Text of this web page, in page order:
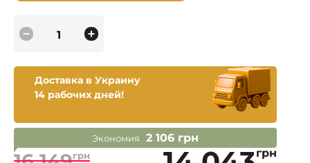
Доставка в Украину
14 рабочих дней!
Экономия 2 106 грн
грн грн